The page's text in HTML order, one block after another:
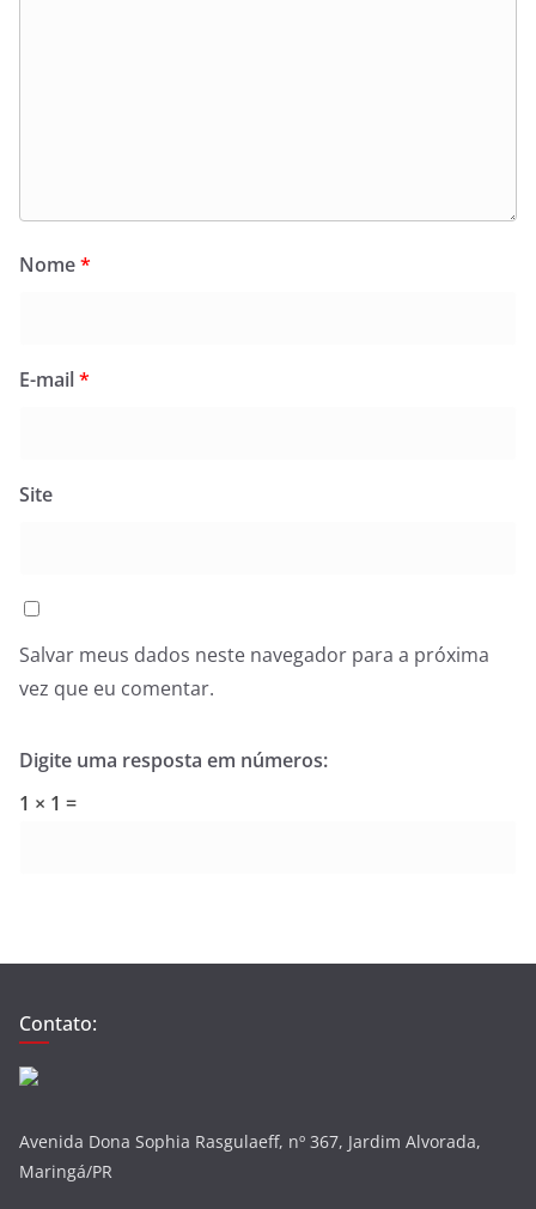
Nome*
E-mail*
Site
Salvar meus dados neste navegador para a próxima
vez que eu comentar.
Digite uma resposta em números:
1 × 1 =
Contato:
Avenida Dona Sophia Rasgulaeff, nº 367, Jardim Alvorada,
Maringá/PR